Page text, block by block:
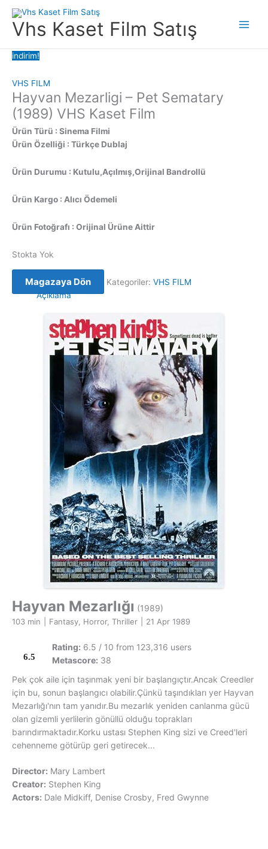
atlaVhs Kaset Film Satış
indirim!
VHS FILM
Hayvan Mezarligi – Pet Sematary
(1989) VHS Kaset Film
Ürün Türü : Sinema Filmi
Ürün Özelliği : Türkçe Dublaj
Ürün Durumu : Kutulu,Açılmış,Orijinal Bandrollü
Ürün Kargo : Alıcı Ödemeli
Ürün Fotoğrafı : Orijinal Ürüne Aittir
Stokta Yok
Magazaya Dön Kategoriler: VHS FILM
Açıklama
Hayvan Mezarlığı (1989)
103 min Fantasy, Horror, Thriller 21 Apr 1989
6.5
Rating: 6.5 / 10 from 123,316 users
Metascore: 38
Pek çok aile için taşınmak yeni bir başlangıçtır.Ancak Creedler
için bu, sonun başlangıcı olabilir.Çünkü taşındıkları yer Hayvan
Mezarlığı'nın tam yanıdır.Bu mezarlık yeniden canlanma gücü
olan gizemli yerlilerin gönüllü olduğu toprakları
barındırmaktadır.Korku ustası Stephen King sizi ve Creed'leri
cehenneme götürüp geri getirecek...
Director: Mary Lambert
Creator: Stephen King
Actors: Dale Midkiff, Denise Crosby, Fred Gwynne